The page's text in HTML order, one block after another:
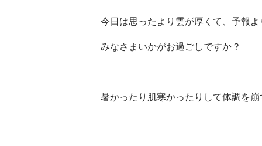
今日は思ったより雲が厚くて、予報
みなさまいかがお過ごしですか？
暑かったり肌寒かったりして体調を